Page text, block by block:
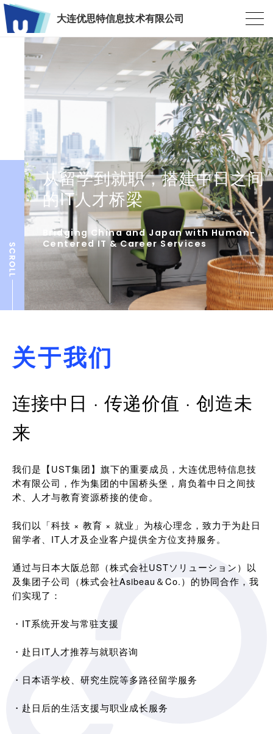
大连优思特信息技术有限公司
从留学到就职，搭建中日之间
的IT人才桥梁
Bridging China and Japan with Human-
Centered IT & Career Services
关于我们
连接中日 · 传递价值 · 创造未
来
我们是【UST集团】旗下的重要成员，大连优思特信息技
术有限公司，作为集团的中国桥头堡，肩负着中日之间技
术、人才与教育资源桥接的使命。
我们以「科技 × 教育 × 就业」为核心理念，致力于为赴日
留学者、IT人才及企业客户提供全方位支持服务。
通过与日本大阪总部（株式会社USTソリューション）以
及集团子公司（株式会社Asibeau＆Co.）的协同合作，我
们实现了：
・IT系统开发与常驻支援
・赴日IT人才推荐与就职咨询
・日本语学校、研究生院等多路径留学服务
・赴日后的生活支援与职业成长服务